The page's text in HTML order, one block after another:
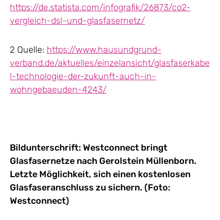
https://de.statista.com/infografik/26873/co2-
vergleich-dsl-und-glasfasernetz/
2 Quelle: https://www.hausundgrund-
verband.de/aktuelles/einzelansicht/glasfaserkabe
l-technologie-der-zukunft-auch-in-
wohngebaeuden-4243/
Bildunterschrift: Westconnect bringt
Glasfasernetze nach Gerolstein Müllenborn.
Letzte Möglichkeit, sich einen kostenlosen
Glasfaseranschluss zu sichern. (Foto:
Westconnect)